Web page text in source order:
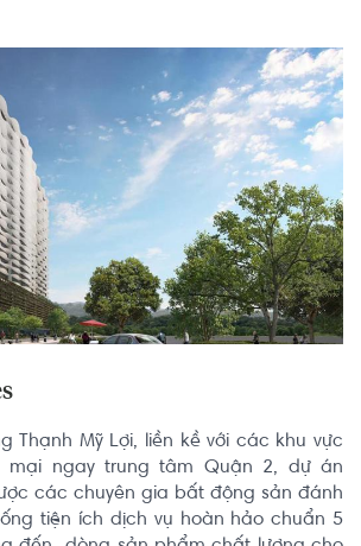
Thạnh Mỹ Lợi, liền kề với các khu vực
mại ngay trung tâm Quận 2, dự án
các chuyên gia bất động sản đánh
tiện ích dịch vụ hoàn hảo chuẩn 5